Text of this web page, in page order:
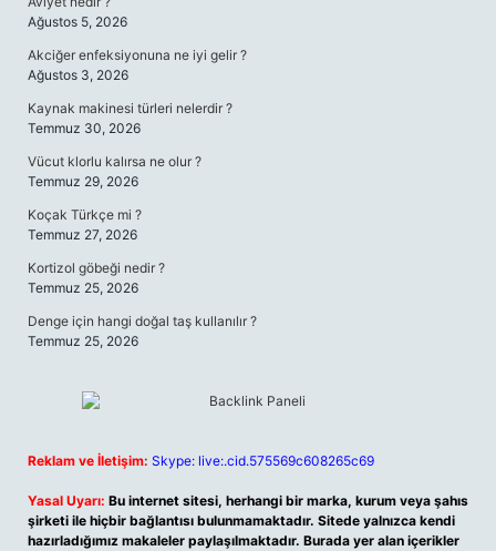
Ağustos 5, 2026
Akciğer enfeksiyonuna ne iyi gelir ?
Ağustos 3, 2026
Kaynak makinesi türleri nelerdir ?
Temmuz 30, 2026
Vücut klorlu kalırsa ne olur ?
Temmuz 29, 2026
Koçak Türkçe mi ?
Temmuz 27, 2026
Kortizol göbeği nedir ?
Temmuz 25, 2026
Denge için hangi doğal taş kullanılır ?
Temmuz 25, 2026
Reklam ve İletişim: Skype: live:.cid.575569c608265c69
Yasal Uyarı: Bu internet sitesi, herhangi bir marka, kurum veya şahıs
şirketi ile hiçbir bağlantısı bulunmamaktadır. Sitede yalnızca kendi
hazırladığımız makaleler paylaşılmaktadır. Burada yer alan içerikler